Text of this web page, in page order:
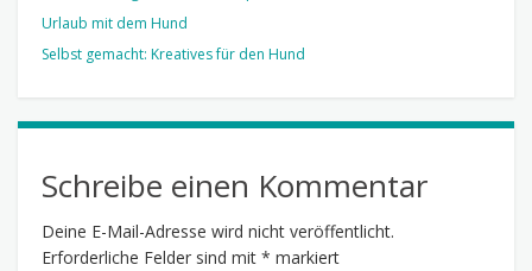
Urlaub mit dem Hund
Selbst gemacht: Kreatives für den Hund
Schreibe einen Kommentar
Deine E-Mail-Adresse wird nicht veröffentlicht.
Erforderliche Felder sind mit * markiert